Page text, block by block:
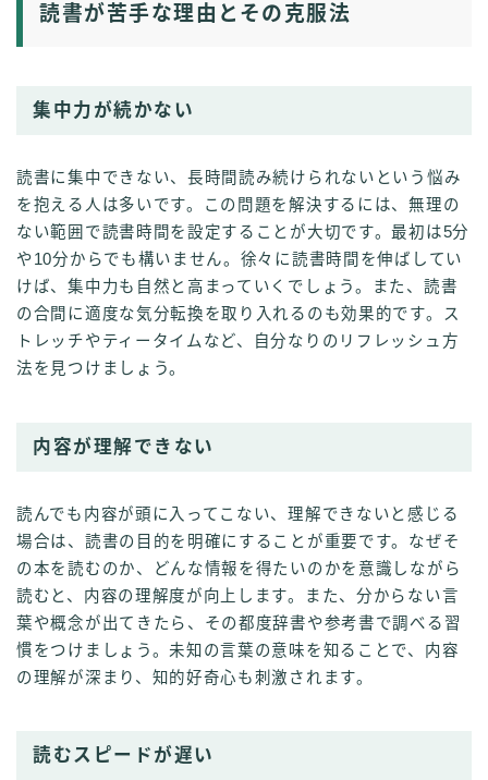
読書が苦手な理由とその克服法
集中力が続かない
読書に集中できない、長時間読み続けられないという悩み
を抱える人は多いです。この問題を解決するには、無理の
ない範囲で読書時間を設定することが大切です。最初は5分
や10分からでも構いません。徐々に読書時間を伸ばしてい
けば、集中力も自然と高まっていくでしょう。また、読書
の合間に適度な気分転換を取り入れるのも効果的です。ス
トレッチやティータイムなど、自分なりのリフレッシュ方
法を見つけましょう。
内容が理解できない
読んでも内容が頭に入ってこない、理解できないと感じる
場合は、読書の目的を明確にすることが重要です。なぜそ
の本を読むのか、どんな情報を得たいのかを意識しながら
読むと、内容の理解度が向上します。また、分からない言
葉や概念が出てきたら、その都度辞書や参考書で調べる習
慣をつけましょう。未知の言葉の意味を知ることで、内容
の理解が深まり、知的好奇心も刺激されます。
読むスピードが遅い